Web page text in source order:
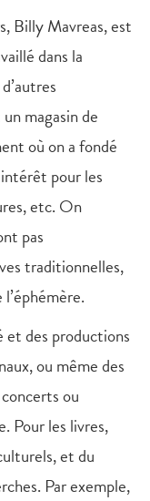
Billy Mavreas, est
dans la
magasin de
où on a fondé
pour les
etc. On
pas
traditionnelles,
et des productions
ou même des
ou
Pour les livres,
et du
Par exemple,